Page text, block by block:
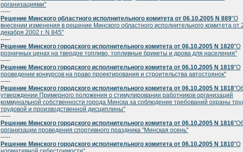
организациями"
-----
Решение Минского областного исполнительного комитета от 06.10.2005 N 889"О
внесении изменения в решение Минского областного исполнительного комитета от
декабря 2002 г. N 845"
-----
Решение Минского городского исполнительного комитета от 06.10.2005 N 1820"О
розничных ценах на твердое топливо, топливные брикеты и дрова для населения"
-----
Решение Минского городского исполнительного комитета от 06.10.2005 N 1819"О
проведении конкурсов на право проектирования и строительства автостоянок"
-----
Решение Минского городского исполнительного комитета от 06.10.2005 N 1818
утверждении Примерного положения о стимулировании работников организаций
коммунальной собственности города Минска за соблюдение требований охраны
трудовой и производственной дисциплины"
-----
Решение Минского городского исполнительного комитета от 06.10.2005 N 1816
организации проведения спортивного праздника "Минская осень"
-----
Решение Минского городского исполнительного комитета от 06.10.2005 N 1810"О